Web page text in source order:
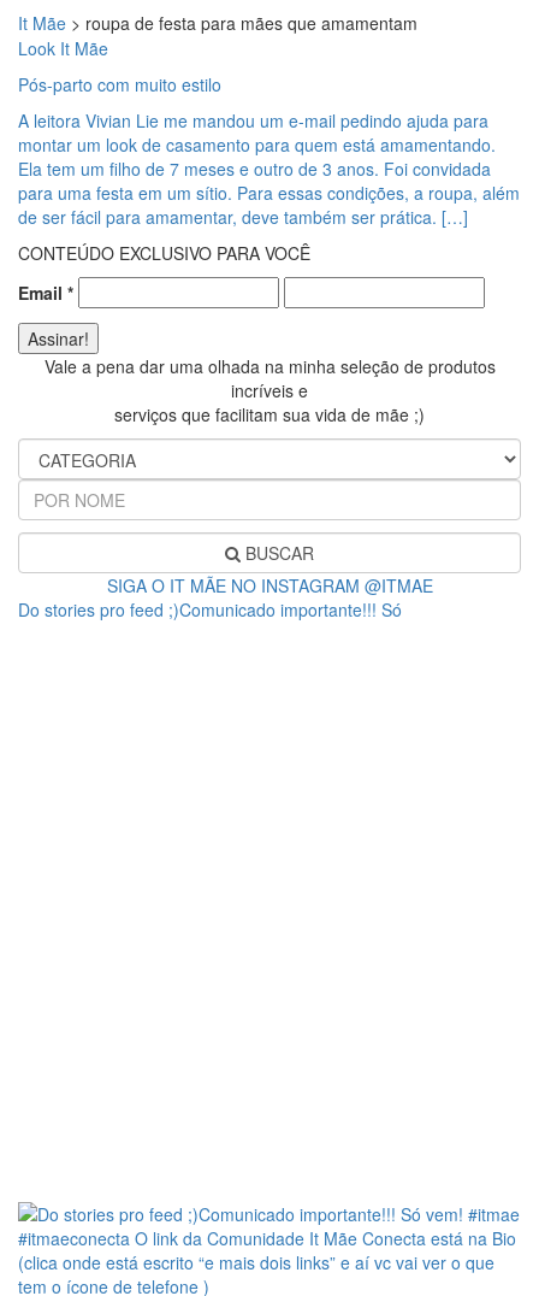
It Mãe > roupa de festa para mães que amamentam
Look It Mãe
Pós-parto com muito estilo
A leitora Vivian Lie me mandou um e-mail pedindo ajuda para
montar um look de casamento para quem está amamentando.
Ela tem um filho de 7 meses e outro de 3 anos. Foi convidada
para uma festa em um sítio. Para essas condições, a roupa, além
de ser fácil para amamentar, deve também ser prática. […]
CONTEÚDO EXCLUSIVO PARA VOCÊ
Email *
Vale a pena dar uma olhada na minha seleção de produtos
incríveis e
serviços que facilitam sua vida de mãe ;)
BUSCAR
SIGA O IT MÃE NO INSTAGRAM @ITMAE
Do stories pro feed ;)Comunicado importante!!! Só